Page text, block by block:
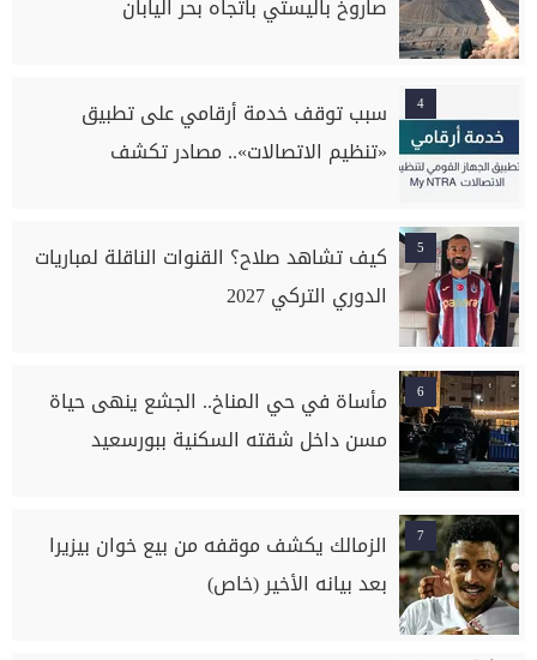
صاروخ باليستي باتجاه بحر اليابان
4
سبب توقف خدمة أرقامي على تطبيق
«تنظيم الاتصالات».. مصادر تكشف
5
كيف تشاهد صلاح؟ القنوات الناقلة لمباريات
الدوري التركي 2027
6
مأساة في حي المناخ.. الجشع ينهى حياة
مسن داخل شقته السكنية ببورسعيد
7
الزمالك يكشف موقفه من بيع خوان بيزيرا
بعد بيانه الأخير (خاص)